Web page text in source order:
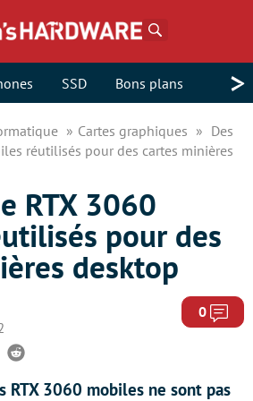
SSD Bons plans >
Cartes graphiques
Des
réutilisés pour des cartes minières
RTX 3060
pour des
desktop
0
Reddit
RTX 3060 mobiles ne sont pas